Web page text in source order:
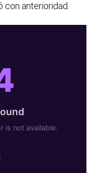
con anterioridad.